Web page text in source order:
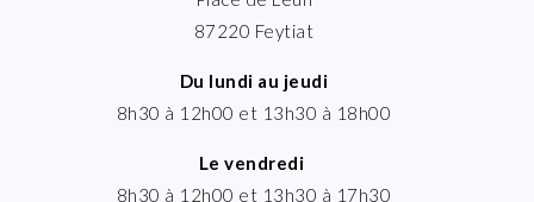
87220 Feytiat
Du lundi au jeudi
8h30 à 12h00 et 13h30 à 18h00
Le vendredi
8h30 à 12h00 et 13h30 à 17h30